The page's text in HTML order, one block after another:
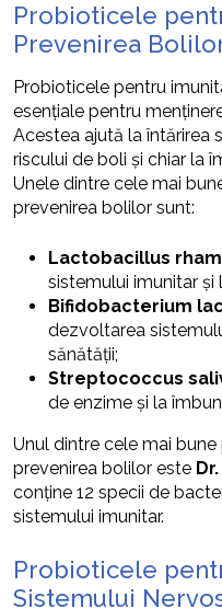
Probioticele
Prevenirea
Probioticele pentru
esențiale pentru
Acestea ajută la întărirea
riscului de boli și chiar la
Unele dintre cele mai
prevenirea bolilor sunt:
Lactobacillus
sistemului imunitar și
Bifidobacterium
dezvoltarea
sănătății;
Streptococcus
de enzime și la
Unul dintre cele mai
prevenirea bolilor este
conține 12 specii de
sistemului imunitar.
Probioticele
Sistemului